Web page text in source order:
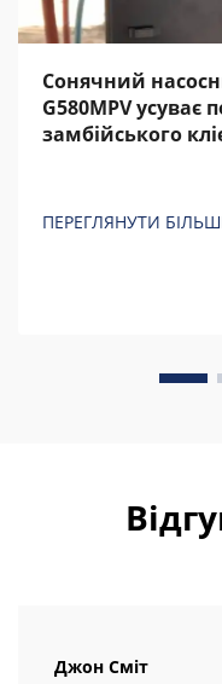
Сонячний
G580MPV усуває
замбійського
ПЕРЕГЛЯНУТИ
Джон Сміт